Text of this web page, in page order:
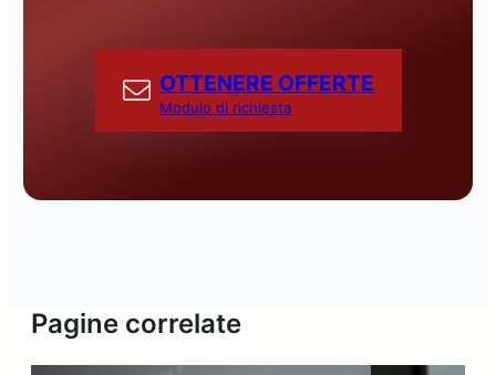
OTTENERE OFFERTE
Modulo di richiesta
Pagine correlate